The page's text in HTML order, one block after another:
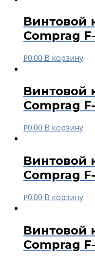
Винтовой
Comprag
Р0.00 В корзину
Винтовой
Comprag
Р0.00 В корзину
Винтовой
Comprag
Р0.00 В корзину
Винтовой
Comprag